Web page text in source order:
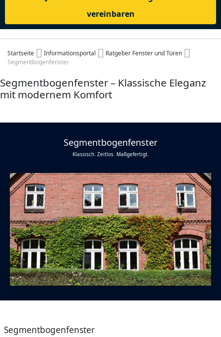
vereinbaren
Startseite Informationsportal
Ratgeber Fenster und Türen
Segmentbogenfenster
Segmentbogenfenster – Klassische Eleganz
mit modernem Komfort
Segmentbogenfenster
Klassisch. Zeitlos. Maßgefertigt.
Segmentbogenfenster